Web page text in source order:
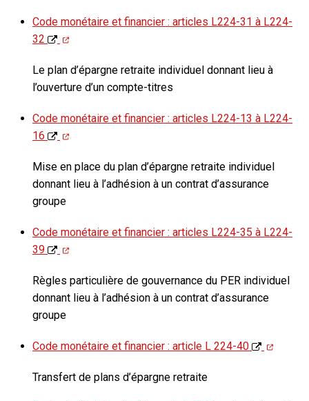
Code monétaire et financier : articles L224-31 à L224-
32
Le plan d’épargne retraite individuel donnant lieu à
l’ouverture d’un compte-titres
Code monétaire et financier : articles L224-13 à L224-
16
Mise en place du plan d’épargne retraite individuel
donnant lieu à l’adhésion à un contrat d’assurance
groupe
Code monétaire et financier : articles L224-35 à L224-
39
Règles particulière de gouvernance du PER individuel
donnant lieu à l’adhésion à un contrat d’assurance
groupe
Code monétaire et financier : article L 224-40
Transfert de plans d’épargne retraite